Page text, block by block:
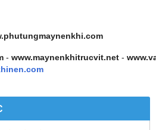
- www.maynenkhitrucvit.net -